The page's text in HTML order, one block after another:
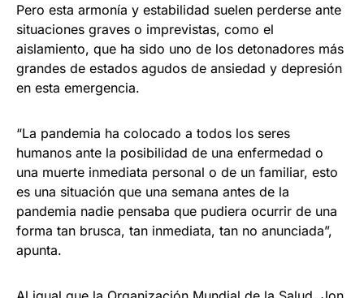
Pero esta armonía y estabilidad suelen perderse ante
situaciones graves o imprevistas, como el
aislamiento, que ha sido uno de los detonadores más
grandes de estados agudos de ansiedad y depresión
en esta emergencia.
“La pandemia ha colocado a todos los seres
humanos ante la posibilidad de una enfermedad o
una muerte inmediata personal o de un familiar, esto
es una situación que una semana antes de la
pandemia nadie pensaba que pudiera ocurrir de una
forma tan brusca, tan inmediata, tan no anunciada”,
apunta.